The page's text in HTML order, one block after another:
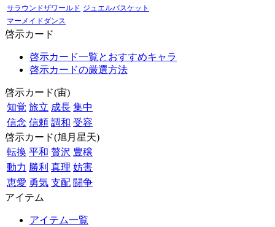
サラウンドザワールド ジュエルバスケット
マーメイドダンス
啓示カード
啓示カード一覧とおすすめキャラ
啓示カードの厳選方法
啓示カード(宙)
知覚 旅立 成長 集中
信念 信頼 調和 受容
啓示カード(旭月星天)
転換 平和 贅沢 豊穣
動力 勝利 真理 妨害
恵愛 勇気 支配 闘争
アイテム
アイテム一覧